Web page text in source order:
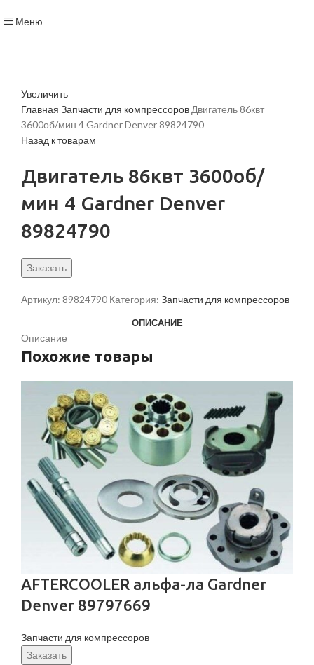
Меню
Увеличить
Главная Запчасти для компрессоровДвигатель 86квт
3600об/мин 4 Gardner Denver 89824790
Назад к товарам
Двигатель 86квт 3600об/
мин 4 Gardner Denver
89824790
Заказать
Артикул: 89824790 Категория: Запчасти для компрессоров
ОПИСАНИЕ
Описание
Похожие товары
AFTERCOOLER альфа-ла Gardner
Denver 89797669
Запчасти для компрессоров
Заказать